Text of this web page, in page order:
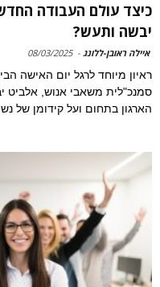
כיצד עולם העבודה
יבשה ותעש?
איילה ראובן-ללונג -
08/03/2025
ראיון מיוחד לרגל יום האישה
סמנכ"לית משאבי אנוש, אלביט
הארגון בתחום ועל קידומן של